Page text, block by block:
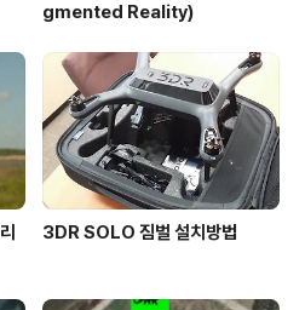
gmented Reality)
3DR SOLO 짐벌 설치방법